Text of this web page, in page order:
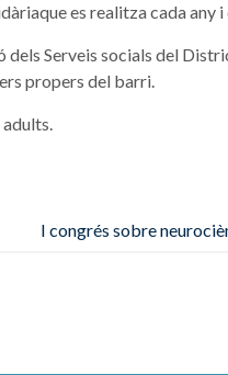
es realitza cada any
dels Serveis socials del
propers del barri.
adults.
I congrés sobre